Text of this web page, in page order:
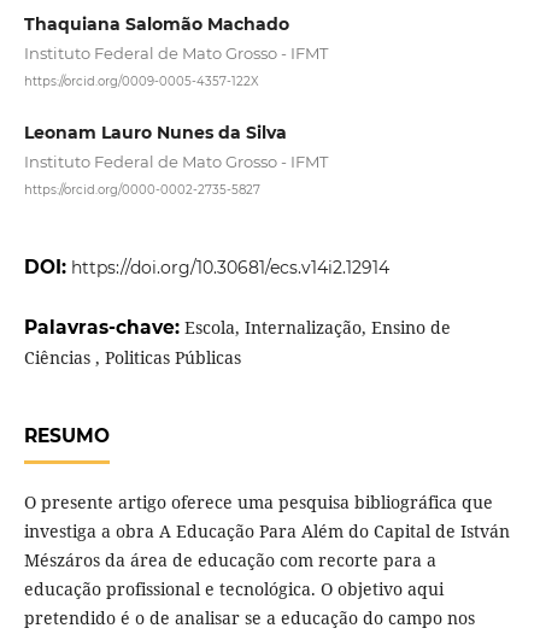
Thaquiana Salomão Machado
Instituto Federal de Mato Grosso - IFMT
https://orcid.org/0009-0005-4357-122X
Leonam Lauro Nunes da Silva
Instituto Federal de Mato Grosso - IFMT
https://orcid.org/0000-0002-2735-5827
DOI: https://doi.org/10.30681/ecs.v14i2.12914
Palavras-chave: Escola, Internalização, Ensino de
Ciências , Politicas Públicas
RESUMO
O presente artigo oferece uma pesquisa bibliográfica que
investiga a obra A Educação Para Além do Capital de István
Mészáros da área de educação com recorte para a
educação profissional e tecnológica. O objetivo aqui
pretendido é o de analisar se a educação do campo nos